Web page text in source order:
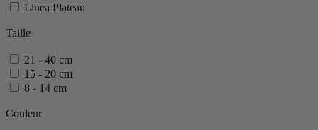
Linea Plateau
Taille
21 - 40 cm
15 - 20 cm
8 - 14 cm
Couleur